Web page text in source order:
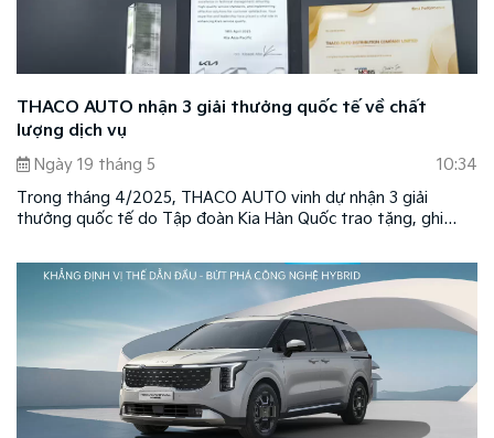
THACO AUTO nhận 3 giải thưởng quốc tế về chất
lượng dịch vụ
Ngày 19 tháng 5
10:34
Trong tháng 4/2025, THACO AUTO vinh dự nhận 3 giải
thưởng quốc tế do Tập đoàn Kia Hàn Quốc trao tặng, ghi
phụ tùng tại thị trường Việt Nam.